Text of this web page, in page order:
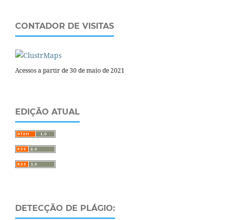
CONTADOR DE VISITAS
Acessos a partir de 30 de maio de 2021
EDIÇÃO ATUAL
DETECÇÃO DE PLÁGIO: